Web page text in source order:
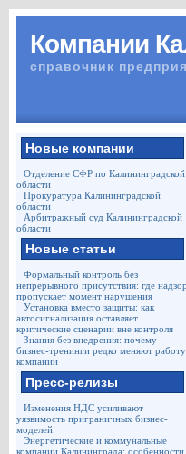
Компании
справочник
Новые компании
Отделение СФР по Калининградской
области
Прокуратура Калининградской
области
Арбитражный суд Калининградской
области
Новые статьи
Формальный контроль без
непрерывного присутствия: где надзор
пропускает момент нарушения
Установка вместо защиты: как
автосигнализация оставляет
критические сценарии вне контроля
Знания без внедрения: почему
бизнес-тренинги редко меняют работу
компании
Пресс-релизы
Изменения НДС усиливают
уязвимость приграничных бизнес-
моделей
Энергетические и коммунальные
компании Калининграда: особенности